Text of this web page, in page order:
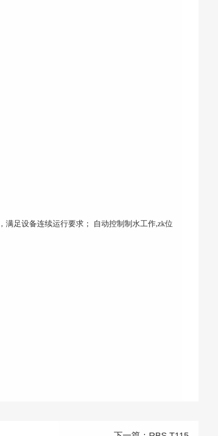
满足设备连续运行要求； 自动控制制水工作,zk位